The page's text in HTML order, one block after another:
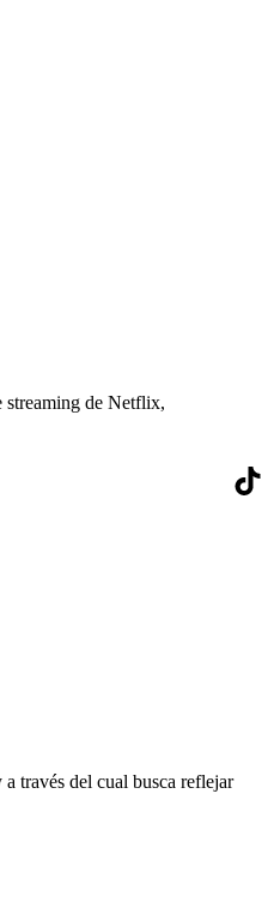
streaming de Netflix,
través del cual busca reflejar